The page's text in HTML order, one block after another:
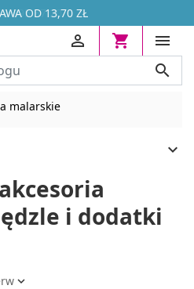
OD 13,70 ZŁ




malarskie

i dodatki
